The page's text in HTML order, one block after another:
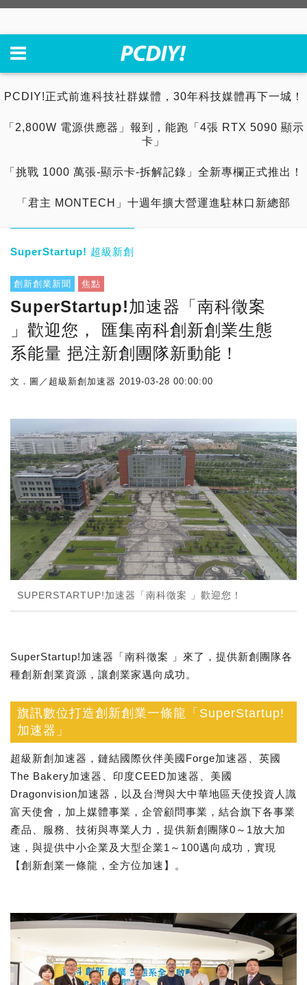
PCDIY!正式前進科技社群媒體，30年科技媒體再下一城！
「2,800W 電源供應器」報到，能跑「4張 RTX 5090 顯示
卡」
「挑戰 1000 萬張-顯示卡-拆解記錄」全新專欄正式推出！
「君主 MONTECH」十週年擴大營運進駐林口新總部
SuperStartup! 超級新創
創新創業新聞 焦點
SuperStartup!加速器「南科徵案
」歡迎您， 匯集南科創新創業生態
系能量 挹注新創團隊新動能！
文．圖／超級新創加速器 2019-03-28 00:00:00
SUPERSTARTUP!加速器「南科徵案 」歡迎您！
SuperStartup!加速器「南科徵案 」來了，提供新創團隊各
種創新創業資源，讓創業家邁向成功。
旗訊數位打造創新創業一條龍「SuperStartup!
加速器」
超級新創加速器，鏈結國際伙伴美國Forge加速器、英國
The Bakery加速器、印度CEED加速器、美國
Dragonvision加速器，以及台灣與大中華地區天使投資人識
富天使會，加上媒體事業，企管顧問事業，結合旗下各事業
產品、服務、技術與專業人力，提供新創團隊0～1放大加
速，與提供中小企業及大型企業1～100邁向成功，實現
【創新創業一條龍，全方位加速】。